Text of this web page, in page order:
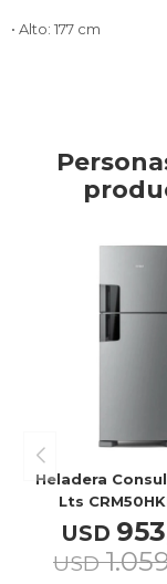
• Alto: 177 cm
Heladera
Lts
USD
USD